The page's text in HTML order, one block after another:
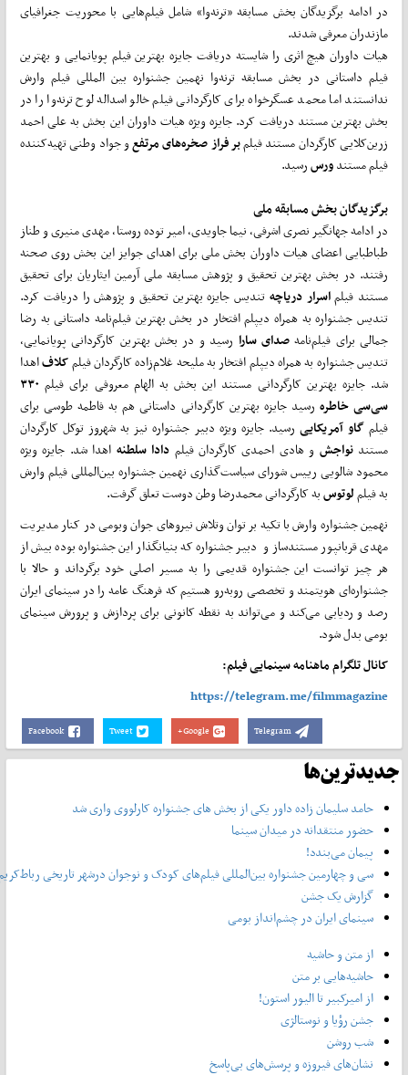
در ادامه برگزیدگان بخش مسابقه «ترنه‌وا» شامل فیلم‌هایی با محوریت جغرافیای
مازندران معرفی شدند.
هیات داوران هیچ اثری را شایسته دریافت جایزه بهترین فیلم پویانمایی و بهترین
فیلم داستانی در بخش مسابقه ترنه‌وا نهمین جشنواره بین المللی فیلم وارش
ندانستند اما محمد عسگرخواه برای کارگردانی فیلم خالو اسداله لوح ترنه‌وا را در
بخش بهترین مستند دریافت کرد. جایزه ویژه هیات داوران این بخش به علی احمد
زرین‌کلایی کارگردان مستند فیلمبر فراز صخره‌های مرتفعو جواد وطنی تهیه‌کننده
فیلم مستندورسرسید.
برگزیدگان بخش مسابقه ملی
در ادامه جهانگیر نصری اشرفی، نیما جاویدی، امیر توده روستا، مهدی منیری و طناز
طباطبایی اعضای هیات داوران بخش ملی برای اهدای جوایز این بخش روی صحنه
رفتند. در بخش بهترین تحقیق و پژوهش مسابقه ملی آرمین ایثاریان برای تحقیق
مستند فیلماسرار دریاچهتندیس جایزه بهترین تحقیق و پژوهش را دریافت کرد.
تندیس جشنواره به همراه دیپلم افتخار در بخش بهترین فیلم‌نامه داستانی به رضا
جمالی برای فیلم‌نامه صدای سارارسید و در بخش بهترین کارگردانی پویانمایی،
تندیس جشنواره به همراه دیپلم افتخار به ملیحه غلام‌زاده کارگردان فیلمکلافاهدا
شد. جایزه بهترین کارگردانی مستند این بخش به الهام معروفی برای فیلم ۳۳۰
سی‌سی خاطرهرسید جایزه بهترین کارگردانی داستانی هم به فاطمه طوسی برای
فیلم گاو آمریکاییرسید. جایزه ویژه دبیر جشنواره نیز به شهروز توکل کارگردان
مستندنواجشو هادی احمدی کارگردان فیلم دادا سلطنهاهدا شد. جایزه ویژه
محمود شالویی رییس شورای سیاست‌گذاری نهمین جشنواره بین‌المللی فیلم وارش
به فیلملوتوسبه کارگردانی محمدرضا وطن دوست تعلق گرفت.
نهمین جشنواره وارش با تکیه بر توان وتلاش نیروهای جوان وبومی در کنار مدیریت
مهدی قربانپور مستندساز و دبیر جشنواره که بنیانگذار این جشنواره بوده بیش از
هر چیز توانست این جشنواره قدیمی را به مسیر اصلی خود برگرداند و حالا با
جشنواره‌ای هویتمند و تخصصی روبه‌رو هستیم که فرهنگ عامه را در سینمای ایران
رصد و ردیابی می‌کند و می‌تواند به نقطه کانونی برای پردازش و پرورش سینمای
بومی بدل شود.
کانال تلگرام ماهنامه سینمایی فیلم:
https://telegram.me/filmmagazine
Facebook Tweet Google+ Telegram
جدیدترین‌ها
حامد سلیمان زاده داور یکی از بخش های جشنواره کارلووی واری شد
حضور منتقدانه در میدان سینما
پیمان می‌بندد!
سی و چهارمین جشنواره بین‌المللی فیلم‌های‌ کودک و نوجوان درشهر تاریخی رباط‌کریم
گزارش یک جشن
سینمای ایران در چشم‌انداز بومی
از متن و حاشیه
حاشیه‌هایی بر متن
از امیرکبیر تا الیور استون!
جشن رؤیا و نوستالژی
شب روشن
نشان‌های فیروزه و پرسش‌های بی‌پاسخ